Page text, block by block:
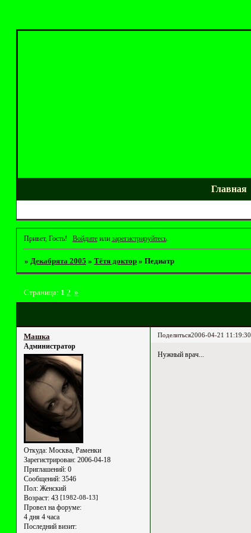
Главная
Привет, Гость! Войдитеили зарегистрируйтесь.
» Декабрята 2005 » Тётя доктор » Педиатр
Страница: 1 2 »
Поделиться2006-04-21 11:19:30
Машка
Администратор
Откуда:Москва, Раменки
Зарегистрирован: 2006-04-18
Приглашений:0
Сообщений:3546
Пол:Женский
Возраст:43 [1982-08-13]
Провел на форуме:
4 дня 4 часа
Последний визит:
Нужный врач...